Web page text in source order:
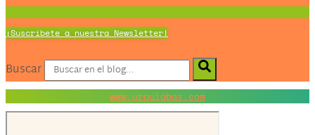
¡Suscríbete a nuestra Newsletter!
Buscar
www.urquiabas.com